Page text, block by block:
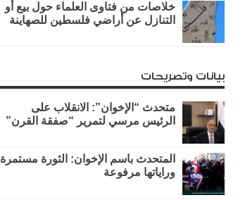
خلاصات من فتاوى العلماء حول بيع أو
التنازل عن أراضي فلسطين للصهاينة
بيانات وتصريحات
متحدث “الإخوان”: الانقلاب على
الرئيس مرسي لتمرير “صفقة القرن”
المتحدث باسم الإخوان: الثورة مستمرة
وراياتها مرفوعة